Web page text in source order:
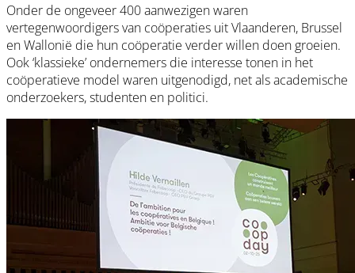
Onder de ongeveer 400 aanwezigen waren
vertegenwoordigers van coöperaties uit Vlaanderen, Brussel
en Wallonië die hun coöperatie verder willen doen groeien.
Ook ‘klassieke’ ondernemers die interesse tonen in het
coöperatieve model waren uitgenodigd, net als academische
onderzoekers, studenten en politici.